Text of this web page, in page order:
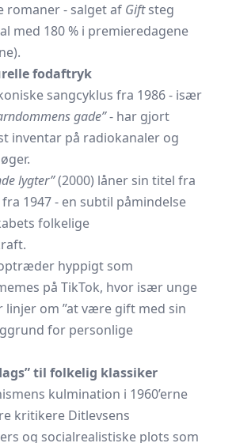
romaner - salget af Giftsteg
med 180 % i premieredagene
).
fodaftryk
sangcyklus fra 1986 - især
gade”- har gjort
inventar på radiokanaler og
lygter”(2000) låner sin titel fra
1947 - en subtil påmindelse
folkelige
hyppigt som
på TikTok, hvor især unge
linjer om ”at være gift med sin
for personlige
til folkelig klassiker
kulmination i 1960’erne
kritikere Ditlevsens
og socialrealistiske plots som